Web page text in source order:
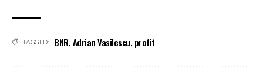
TAGGED: BNR,Adrian Vasilescu, profit